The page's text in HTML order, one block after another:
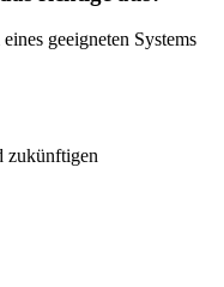
geeigneten Systems
zukünftigen